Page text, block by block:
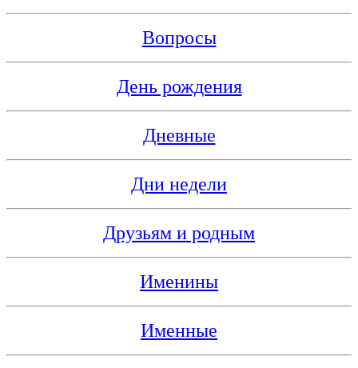
Вопросы
День рождения
Дневные
Дни недели
Друзьям и родным
Именины
Именные